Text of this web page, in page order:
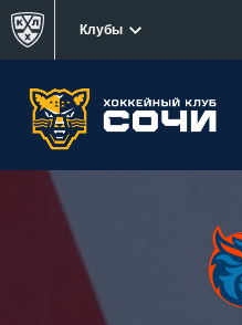
Клубы